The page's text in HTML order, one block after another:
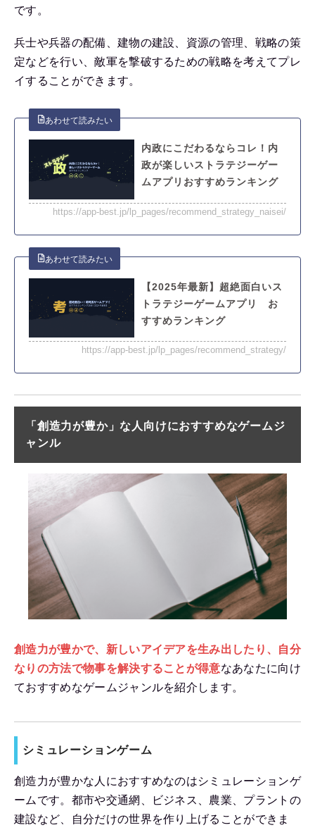
です。
兵士や兵器の配備、建物の建設、資源の管理、戦略の策
定などを行い、敵軍を撃破するための戦略を考えてプレ
イすることができます。
内政にこだわるならコレ！内
政が楽しいストラテジーゲー
ムアプリおすすめランキング
https://app-best.jp/lp_pages/recommend_strategy_naisei/
【2025年最新】超絶面白いス
トラテジーゲームアプリ お
すすめランキング
https://app-best.jp/lp_pages/recommend_strategy/
「創造力が豊か」な人向けにおすすめなゲームジ
ャンル
創造力が豊かで、新しいアイデアを生み出したり、自分
なりの方法で物事を解決することが得意なあなたに向け
ておすすめなゲームジャンルを紹介します。
シミュレーションゲーム
創造力が豊かな人におすすめなのはシミュレーションゲ
ームです。都市や交通網、ビジネス、農業、プラントの
建設など、自分だけの世界を作り上げることができま